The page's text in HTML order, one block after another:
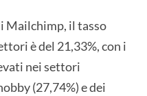
Mailchimp, il tasso
è del 21,33%, con i
nei settori
(27,74%) e dei